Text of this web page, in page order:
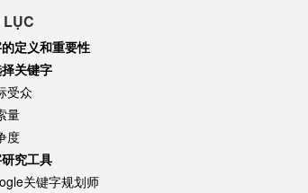
LỤC
定义和重要性
关键字
受众
量
度
究工具
关键字规划师